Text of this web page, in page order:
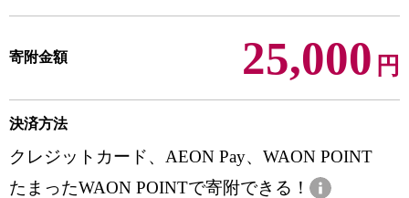
寄附金額 25,000 円
決済方法
クレジットカード、AEON Pay、WAON POINT
たまったWAON POINTで寄附できる！